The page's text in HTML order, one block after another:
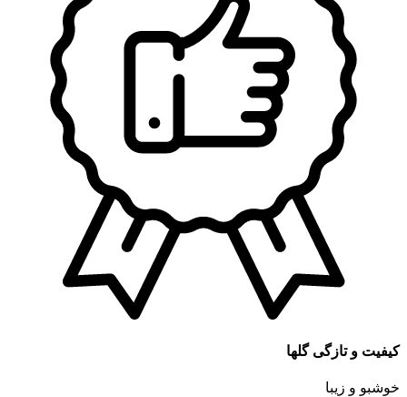
کیفیت و تازگی گلها
خوشبو و زیبا